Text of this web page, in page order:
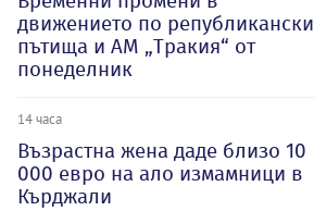
движението по републикански
пътища и АМ „Тракия“ от
понеделник
14 часа
Възрастна жена даде близо 10
000 евро на ало измамници в
Кърджали